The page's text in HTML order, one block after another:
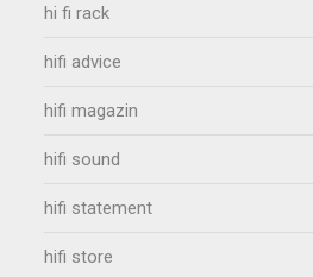
hi fi rack
hifi advice
hifi magazin
hifi sound
hifi statement
hifi store